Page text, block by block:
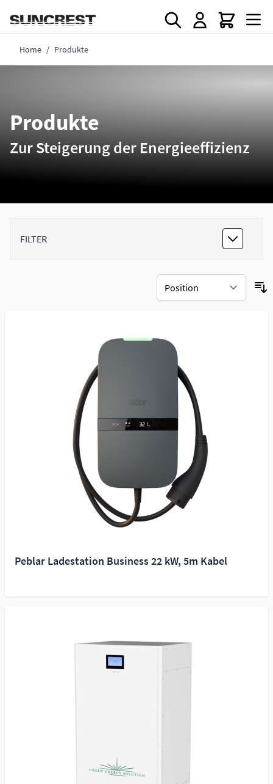
Home / Produkte
Produkte
Zur Steigerung der Energieeffizienz
FILTER
Peblar Ladestation Business 22 kW, 5m Kabel